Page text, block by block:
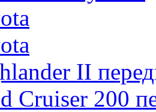
II
Cruiser 200